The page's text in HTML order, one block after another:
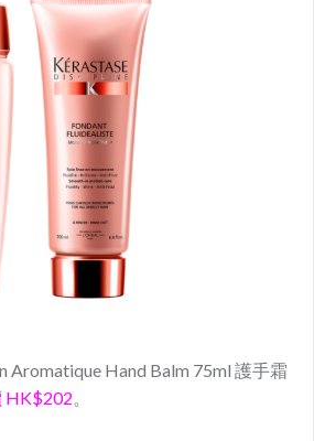
Aromatique Hand Balm 75ml 護手霜
HK$202。